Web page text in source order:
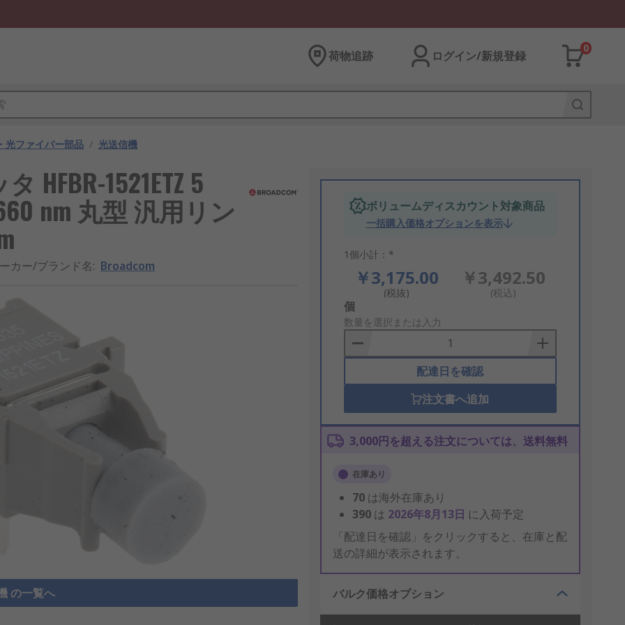
荷物追跡 ログイン/新規登録
0
光ファイバー部品 / 光送信機
HFBR-1521ETZ 5
nm 丸型 汎用リン
カー/ブランド名: Broadcom
の一覧へ
ボリュームディスカウント対象商品
一括購入価格オプションを表示
1個小計：*
￥3,175.00
(税抜)
￥3,492.50
(税込)
Add
to
Basket
個
数量を選択または入力
配達日を確認
注文書へ追加
3,000円を超える注文については、送料無料
在庫あり
70 は海外在庫あり
390 は 2026年8月13日 に入荷予定
「配達日を確認」をクリックすると、在庫と配
送の詳細が表示されます。
バルク価格オプション